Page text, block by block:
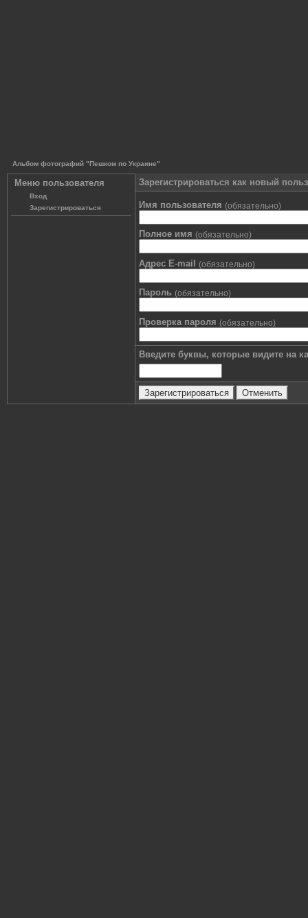
Альбом фотографий "Пешком по Украине"
Меню пользователя
Вход
Зарегистрироваться
Зарегистрироваться как новый
Имя пользователя (обязательно)
Полное имя (обязательно)
Адрес E-mail (обязательно)
Пароль (обязательно)
Проверка пароля (обязательно)
Введите буквы, которые видите на